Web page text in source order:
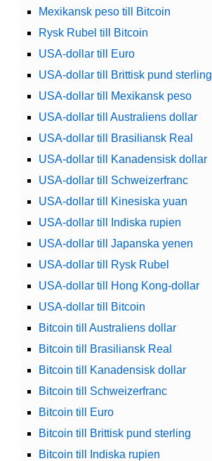
Mexikansk peso till Bitcoin
Rysk Rubel till Bitcoin
USA-dollar till Euro
USA-dollar till Brittisk pund sterling
USA-dollar till Mexikansk peso
USA-dollar till Australiens dollar
USA-dollar till Brasiliansk Real
USA-dollar till Kanadensisk dollar
USA-dollar till Schweizerfranc
USA-dollar till Kinesiska yuan
USA-dollar till Indiska rupien
USA-dollar till Japanska yenen
USA-dollar till Rysk Rubel
USA-dollar till Hong Kong-dollar
USA-dollar till Bitcoin
Bitcoin till Australiens dollar
Bitcoin till Brasiliansk Real
Bitcoin till Kanadensisk dollar
Bitcoin till Schweizerfranc
Bitcoin till Euro
Bitcoin till Brittisk pund sterling
Bitcoin till Indiska rupien